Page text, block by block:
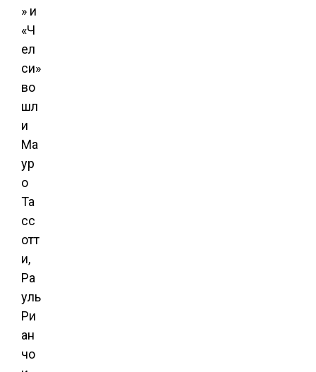
» и
«Ч
ел
си»
во
шл
и
Ма
ур
о
Та
сс
отт
и,
Ра
уль
Ри
ан
чо